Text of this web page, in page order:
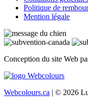
Politique de
Mention légale
Conception du site Web
Webcolours.ca | © 2026